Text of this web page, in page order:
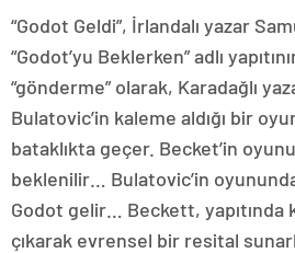
“Godot Geldi”, İrlandalı yazar
“Godot’yu Beklerken” adlı
“gönderme” olarak, Karadağlı
Bulatovic’in kaleme aldığı bir
bataklıkta geçer. Becket’in
beklenilir… Bulatovic’in
Godot gelir… Beckett, yapıtında
çıkarak evrensel bir resital